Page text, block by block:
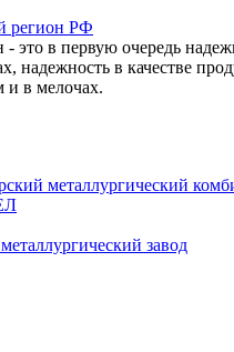
это в первую очередь
надежность в качестве
и в мелочах.